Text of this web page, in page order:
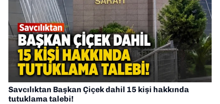
Savcılıktan Başkan Çiçek dahil 15 kişi hakkında
tutuklama talebi!